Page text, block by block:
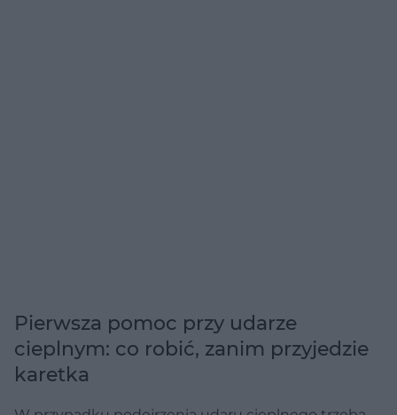
Pierwsza pomoc przy udarze
cieplnym: co robić, zanim przyjedzie
karetka